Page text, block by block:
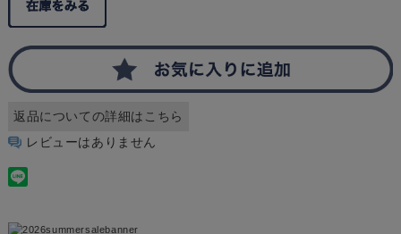
返品についての詳細はこちら
レビューはありません